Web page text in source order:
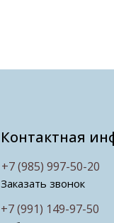
Контактная
Заказать звонок
+7 (991) 149-97-50
+7 (985) 997-50-20